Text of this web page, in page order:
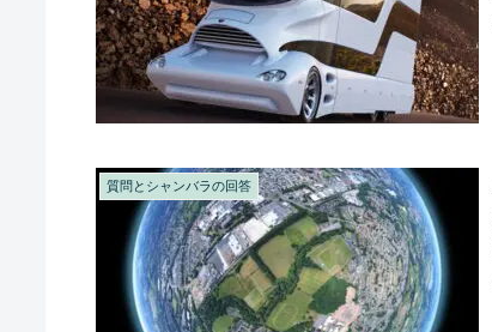
質問とシャンバラの回答